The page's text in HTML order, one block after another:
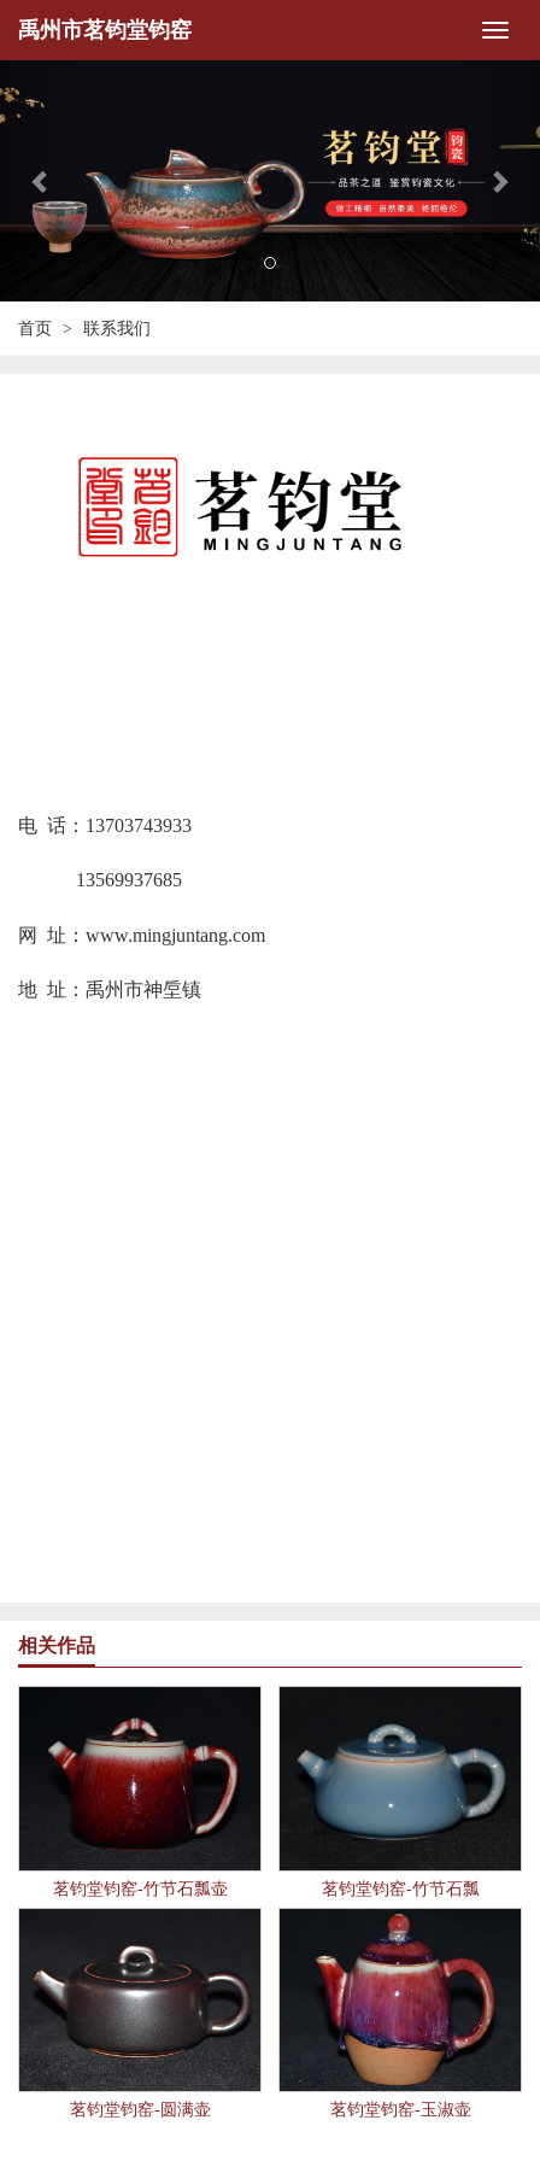
禹州市茗钧堂钧窑
首页 联系我们
电 话：13703743933
13569937685
网 址：www.mingjuntang.com
地 址：禹州市神垕镇
相关作品
茗钧堂钧窑-竹节石瓢壶 茗钧堂钧窑-竹节石瓢
茗钧堂钧窑-圆满壶 茗钧堂钧窑-玉淑壶